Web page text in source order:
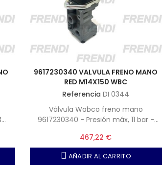
9617230340 VALVULA FRENO MANO
RED M14X150 WBC
Referencia DI 0344
Válvula Wabco freno mano
9617230340 - Presión máx, 11 bar -
Montaje 2xM6
467,22 €
AÑADIR AL CARRITO